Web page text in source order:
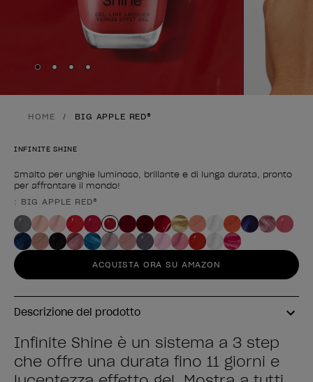
Skip to slide
Skip to slide
Skip to slide
Skip to slide
HOME BIG APPLE RED®
INFINITE SHINE
Smalto per unghie luminoso, brillante e di lunga durata, pronto
per affrontare il mondo!
Forma del prodotto
: BIG APPLE RED®
ACQUISTA ORA SU AMAZON
Descrizione del prodotto
Infinite Shine è un sistema a 3 step
che offre una durata fino 11 giorni e